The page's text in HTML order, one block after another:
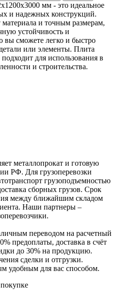
мм - это идеальное
и надежных конструкций.
материала и точным размерам,
устойчивость и
вы сможете легко и быстро
или элементы. Плита
для использования в
и строительства.
металлопрокат и готовую
РФ. Для грузоперевозки
грузоподъемностью
сборных грузов. Срок
между ближайшим складом
Наши партнеры –
переводом на расчетный
предоплаты, доставка в счёт
до 30% на продукцию.
сделки и отгрузки.
удобным для вас способом.